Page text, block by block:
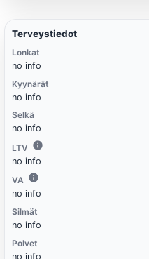
Terveystiedot
Lonkat
no info
Kyynärät
no info
Selkä
no info
LTV
no info
VA
no info
Silmät
no info
Polvet
no info